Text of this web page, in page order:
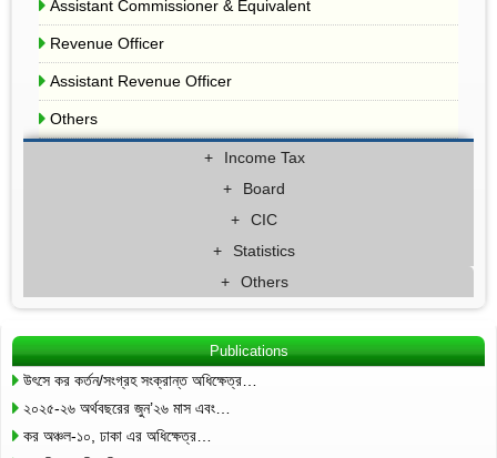
Assistant Commissioner & Equivalent
Revenue Officer
Assistant Revenue Officer
Others
Income Tax
Board
CIC
Statistics
Others
Publications
উৎসে কর কর্তন/সংগ্রহ সংক্রান্ত অধিক্ষেত্র…
২০২৫-২৬ অর্থবছরের জুন’২৬ মাস এবং…
কর অঞ্চল-১০, ঢাকা এর অধিক্ষেত্র…